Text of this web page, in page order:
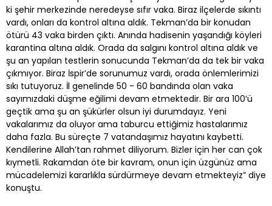
ki şehir merkezinde neredeyse sıfır vaka. Biraz ilçelerde sıkıntı
vardı, onları da kontrol altına aldık. Tekman’da bir konudan
ötürü 43 vaka birden çıktı. Anında hadisenin yaşandığı köyleri
karantina altına aldık. Orada da salgını kontrol altına aldık ve
şu an yapılan testlerin sonucunda Tekman’da da tek bir vaka
çıkmıyor. Biraz İspir’de sorunumuz vardı, orada önlemlerimizi
sıkı tutuyoruz. İl genelinde 50 - 60 bandında olan vaka
sayımızdaki düşme eğilimi devam etmektedir. Bir ara 100’ü
geçtik ama şu an şükürler olsun iyi durumdayız. Yeni
vakalarımız da oluyor ama taburcu ettiğimiz hastalarımız
daha fazla. Bu süreçte 7 vatandaşımız hayatını kaybetti.
Kendilerine Allah’tan rahmet diliyorum. Bizler için her can çok
kıymetli. Rakamdan öte bir kavram, onun için üzgünüz ama
mücadelemizi kararlıkla sürdürmeye devam etmekteyiz” diye
konuştu.